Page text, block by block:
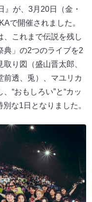
』が、3月20日（金・
で開催されました。
、これまで伝説を残し
典」の2つのライブを2
り図（盛山晋太郎、
前透、兎）、マユリカ
“おもしろい”と“カッ
別な1日となりました。